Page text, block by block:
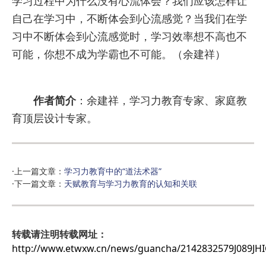
自己在学习中，不断体会到心流感觉？当我们在学
习中不断体会到心流感觉时，学习效率想不高也不
可能，你想不成为学霸也不可能。（余建祥）
作者简介：余建祥，学习力教育专家、家庭教
育顶层设计专家。
·上一篇文章： 学习力教育中的“道法术器”
·下一篇文章： 天赋教育与学习力教育的认知和关联
转载请注明转载网址：
http://www.etwxw.cn/news/guancha/